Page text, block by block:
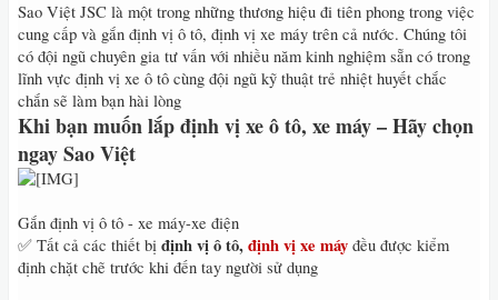
Sao Việt JSC là một trong những thương hiệu đi tiên phong trong việc
cung cấp và gắn định vị ô tô, định vị xe máy trên cả nước. Chúng tôi
có đội ngũ chuyên gia tư vấn với nhiều năm kinh nghiệm sẵn có trong
lĩnh vực định vị xe ô tô cùng đội ngũ kỹ thuật trẻ nhiệt huyết chắc
chắn sẽ làm bạn hài lòng
Khi bạn muốn lắp định vị xe ô tô, xe máy – Hãy chọn
ngay Sao Việt
Gắn định vị ô tô - xe máy-xe điện
✅ Tất cả các thiết bị định vị ô tô,định vị xe máy đều được kiểm
định chặt chẽ trước khi đến tay người sử dụng